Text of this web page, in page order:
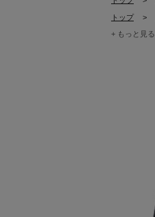
トップ >
+ もっと見る